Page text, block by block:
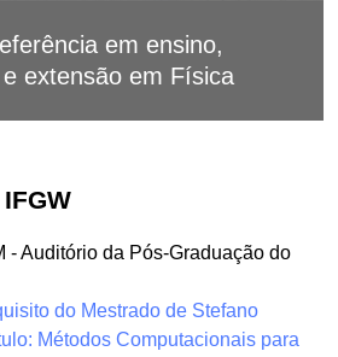
em ensino,
extensão em Física
-Auditório da Pós-Graduação do
do Mestrado de Stefano
Métodos Computacionais para